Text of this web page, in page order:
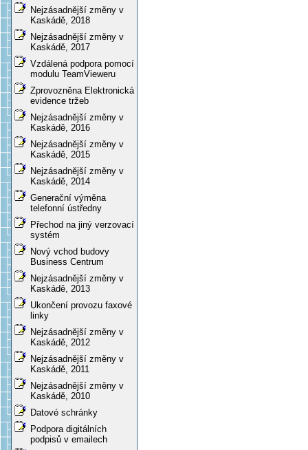
Nejzásadnější změny v
Kaskádě, 2018
Nejzásadnější změny v
Kaskádě, 2017
Vzdálená podpora pomocí
modulu TeamVieweru
Zprovozněna Elektronická
evidence tržeb
Nejzásadnější změny v
Kaskádě, 2016
Nejzásadnější změny v
Kaskádě, 2015
Nejzásadnější změny v
Kaskádě, 2014
Generační výměna
telefonní ústředny
Přechod na jiný verzovací
systém
Nový vchod budovy
Business Centrum
Nejzásadnější změny v
Kaskádě, 2013
Ukončení provozu faxové
linky
Nejzásadnější změny v
Kaskádě, 2012
Nejzásadnější změny v
Kaskádě, 2011
Nejzásadnější změny v
Kaskádě, 2010
Datové schránky
Podpora digitálních
podpisů v emailech